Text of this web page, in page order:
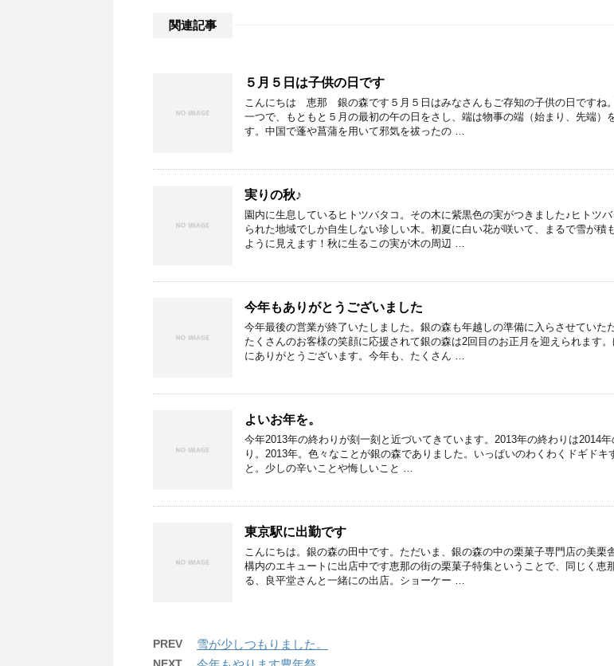
関連記事
５月５日は子供の日です
こんにちは 恵那 銀の森です５月５日はみなさんもご存知の子供の日ですね
一つで、もともと５月の最初の午の日をさし、端は物事の端（始まり、先端）
す。中国で蓬や菖蒲を用いて邪気を祓ったの …
実りの秋♪
園内に生息しているヒトツバタコ。その木に紫黒色の実がつきました♪ヒトツ
られた地域でしか自生しない珍しい木。初夏に白い花が咲いて、まるで雪が積
ように見えます！秋に生るこの実が木の周辺 …
今年もありがとうございました
今年最後の営業が終了いたしました。銀の森も年越しの準備に入らさせていた
たくさんのお客様の笑顔に応援されて銀の森は2回目のお正月を迎えられます。
にありがとうございます。今年も、たくさん …
よいお年を。
今年2013年の終わりが刻一刻と近づいてきています。2013年の終わりは2014年
り。2013年。色々なことが銀の森でありました。いっぱいのわくわくドギドキ
と。少しの辛いことや悔しいこと …
東京駅に出勤です
こんにちは。銀の森の田中です。ただいま、銀の森の中の栗菓子専門店の美栗
構内のエキュートに出店中です恵那の街の栗菓子特集ということで、同じく恵
る、良平堂さんと一緒にの出店。ショーケー …
PREV 雪が少しつもりました。